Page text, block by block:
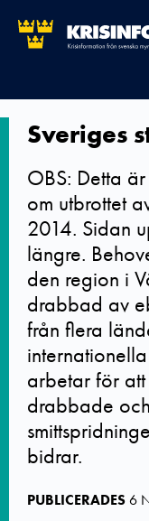
Sveriges
OBS: Detta
om utbrottet
2014. Sidan
längre.
den region i
drabbad av
från flera
arbetar för
drabbade
bidrar.
PUBLICERADES6